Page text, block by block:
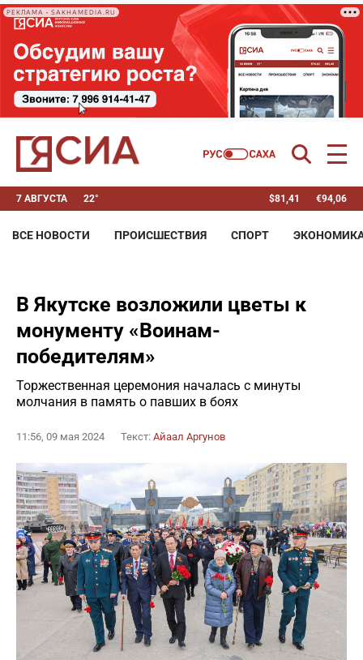
РЕКЛАМА • SAKHAMEDIA.RU
7 АВГУСТА 22° $81,41 €94,06
ВСЕ НОВОСТИ ПРОИСШЕСТВИЯ СПОРТ
В Якутске возложили цветы к
монументу «Воинам-
победителям»
Торжественная церемония началась с минуты
молчания в память о павших в боях
11:56, 09 мая 2024 Текст: Айаал Аргунов